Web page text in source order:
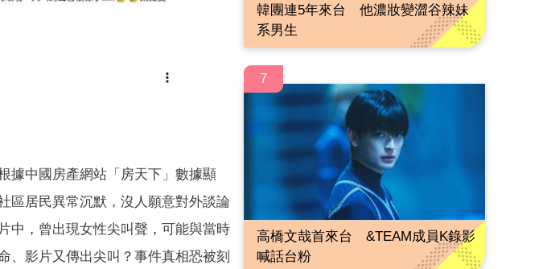
據中國房產網站「房天下」數據顯
區居民異常沉默，沒人願意對外談論
中，曾出現女性尖叫聲，可能與當時
、影片又傳出尖叫？事件真相恐被刻
韓團連5年來台 他濃妝變澀谷辣妹
系男生
7
高橋文哉首來台 &TEAM成員K錄影
喊話台粉